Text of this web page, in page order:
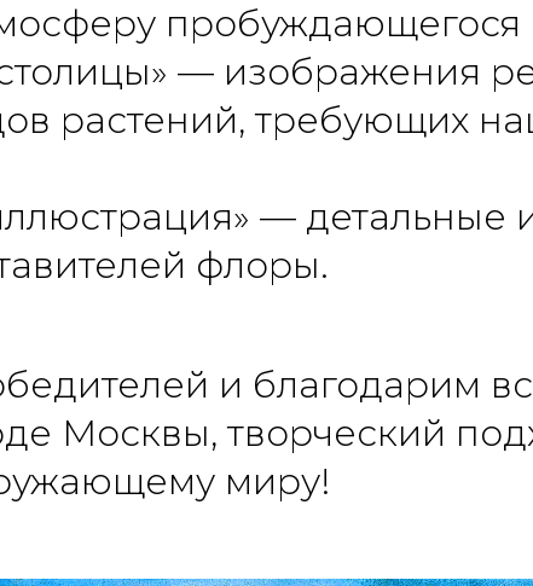
пробуждающегося
— изображения
растений, требующих
— детальные
флоры.
и благодарим
Москвы, творческий
миру!